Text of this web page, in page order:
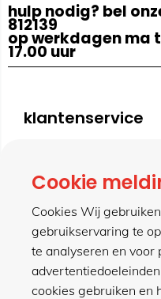
hulp nodig? bel
812139
op werkdagen ma
17.00 uur
klantenservice
contact
meer van hillen
Cookie
Cookies Wij
gebruikservaring te
te analyseren en voor
cookies gebruiken en